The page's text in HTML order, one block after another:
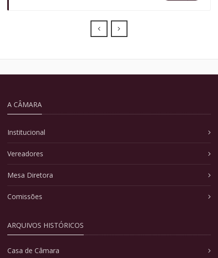
Prev Next
A CÂMARA
Institucional
Vereadores
Mesa Diretora
Comissões
ARQUIVOS HISTÓRICOS
Casa de Câmara